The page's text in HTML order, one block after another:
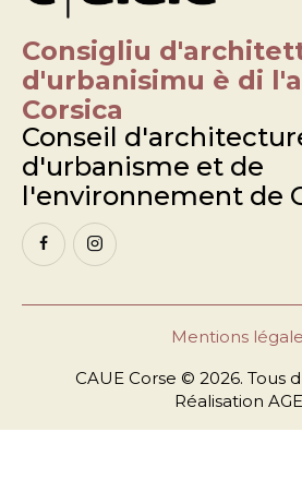
Consigliu
d'urbanisimu è di
Corsica
Conseil
d'urbanisme et de
l'environnement de
Mentions
CAUE Corse © 2026. Tous
Réalisation